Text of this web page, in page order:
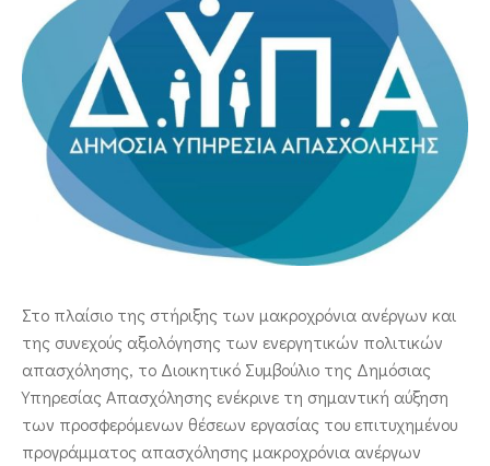
Στο πλαίσιο της στήριξης των μακροχρόνια ανέργων και
της συνεχούς αξιολόγησης των ενεργητικών πολιτικών
απασχόλησης, το Διοικητικό Συμβούλιο της Δημόσιας
Υπηρεσίας Απασχόλησης ενέκρινε τη σημαντική αύξηση
των προσφερόμενων θέσεων εργασίας του επιτυχημένου
προγράμματος απασχόλησης μακροχρόνια ανέργων